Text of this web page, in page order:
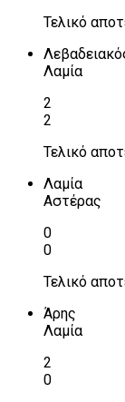
Τελικό
Λαμία
2
2
Τελικό
Λαμία
Αστέρας
0
0
Τελικό
Άρης
Λαμία
2
0